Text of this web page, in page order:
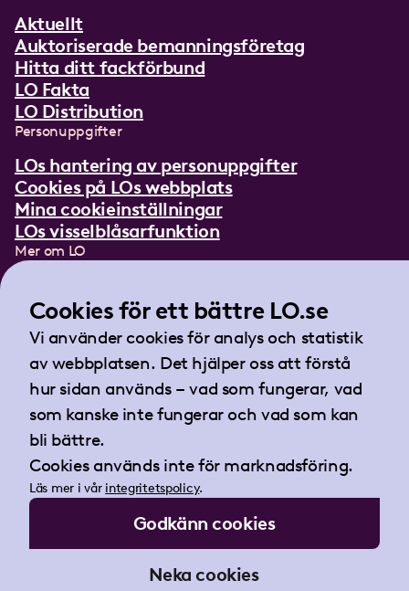
Aktuellt
Auktoriserade bemanningsföretag
Hitta ditt fackförbund
LO Fakta
LO Distribution
Personuppgifter
LOs hantering av personuppgifter
Cookies på LOs webbplats
Mina cookieinställningar
LOs visselblåsarfunktion
Mer om LO
Lättläst om LO
Teckenspråksfilm
Tidningen Arbetet
Landsorganisationen i Sverige
Barnhusgatan 18
105 53 Stockholm
Tel:08-796 25 00
Fax:08-796 25 17
E-post:info@lo.se
Org.nr 802001-9769
Cookies för ett bättre LO.se
Vi använder cookies för analys och statistik
av webbplatsen. Det hjälper oss att förstå
hur sidan används – vad som fungerar, vad
som kanske inte fungerar och vad som kan
bli bättre.
Cookies används inte för marknadsföring.
Läs mer i vår integritetspolicy.
Godkänn cookies
Neka cookies